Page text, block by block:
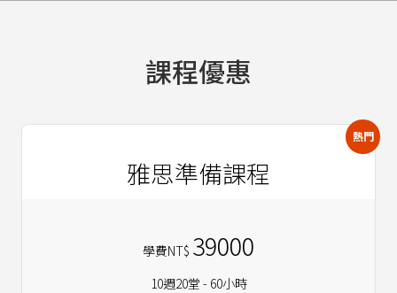
課程優惠
熱門
雅思準備課程
學費NT$ 39000
10週20堂 - 60小時